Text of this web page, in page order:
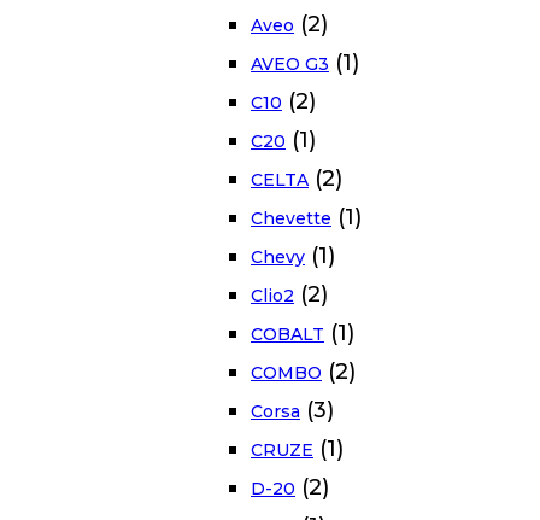
Aveo (2)
AVEO G3 (1)
C10 (2)
C20 (1)
CELTA (2)
Chevette (1)
Chevy (1)
Clio2 (2)
COBALT (1)
COMBO (2)
Corsa (3)
CRUZE (1)
D-20 (2)